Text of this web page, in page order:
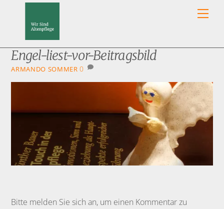
Engel-liest-vor-Beitragsbild
ARMANDO SOMMER 0
Bitte melden Sie sich an, um einen Kommentar zu